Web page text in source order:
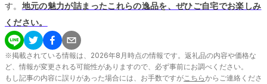
す。 地元の魅力が詰まったこれらの逸品を、ぜひご自宅でお楽しみ
ください。
※掲載されている情報は、 2026年8 月時点の情報です。返礼品の内容や価格な
ど、情報が変更される可能性がありますので、必ず事前にお調べください。
もし記事の内容に誤りがあった場合には、お手数ですがこちらからご連絡くださ